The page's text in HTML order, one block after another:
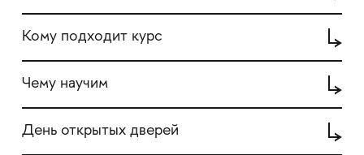
Кому подходит курс
Чему научим
День открытых дверей